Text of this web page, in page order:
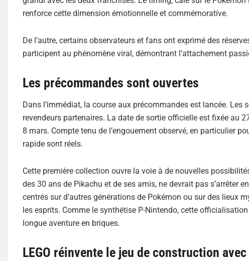
renforce cette dimension émotionnelle et commémorative.
De l’autre, certains observateurs et fans ont exprimé des
participent au phénomène viral, démontrant l’attachement
Les précommandes sont ouvertes
Dans l’immédiat, la course aux précommandes est lancée.
revendeurs partenaires. La date de sortie officielle est fixée au
8 mars. Compte tenu de l’engouement observé, en particulier
rapide sont réels.
Cette première collection ouvre la voie à de nouvelles
des 30 ans de Pikachu et de ses amis, ne devrait pas s’arrêter
centrés sur d’autres générations de Pokémon ou sur des lieux
les esprits. Comme le synthétise P-Nintendo, cette
longue aventure en briques.
LEGO réinvente le jeu de construction